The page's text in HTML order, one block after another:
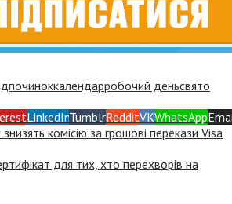
календарробочий деньсвято
LinkedInTumblrRedditVKWhatsApp
комісію за грошові перекази Visa
для тих, хто перехворів на